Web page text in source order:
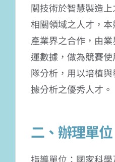
關技術於智慧製造
相關領域之人才，
產業界之合作，由
運數據，做為競賽
隊分析，用以培植
據分析之優秀人才。
二、辦理單位
指導單位：國家科